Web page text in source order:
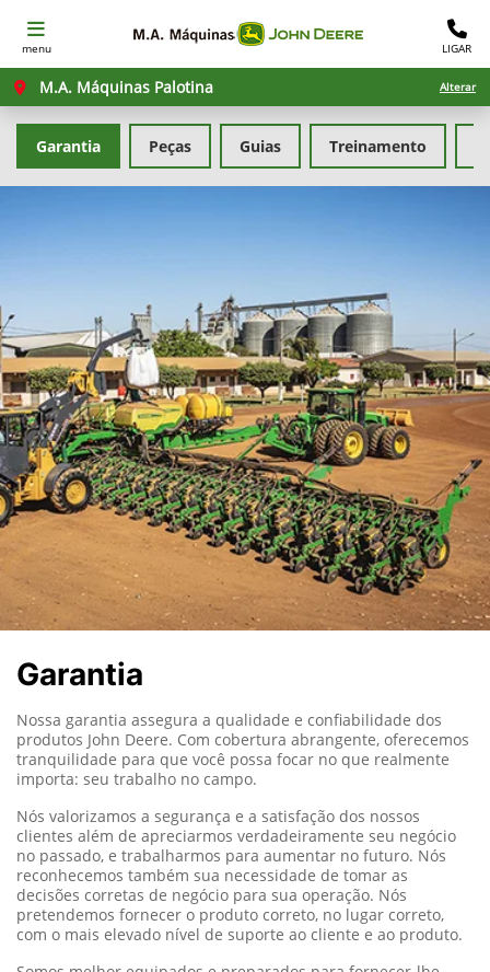
menu LIGAR
M.A. Máquinas Palotina Alterar
Peças
Garantia Guias Treinamento
Garantia
Nossa garantia assegura a qualidade e confiabilidade dos
produtos John Deere. Com cobertura abrangente, oferecemos
tranquilidade para que você possa focar no que realmente
importa: seu trabalho no campo.
Nós valorizamos a segurança e a satisfação dos nossos
clientes além de apreciarmos verdadeiramente seu negócio
no passado, e trabalharmos para aumentar no futuro. Nós
reconhecemos também sua necessidade de tomar as
decisões corretas de negócio para sua operação. Nós
pretendemos fornecer o produto correto, no lugar correto,
com o mais elevado nível de suporte ao cliente e ao produto.